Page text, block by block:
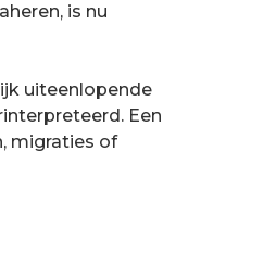
is nu
uiteenlopende
Een
migraties of